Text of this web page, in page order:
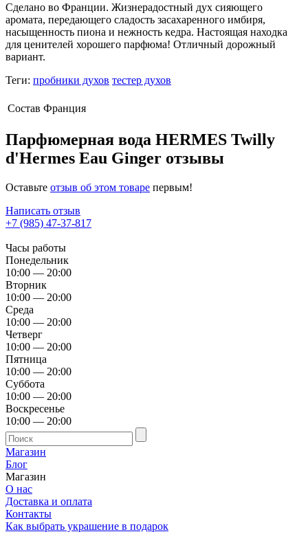
Сделано во Франции. Жизнерадостный дух сияющего
аромата, передающего сладость засахаренного имбиря,
насыщенность пиона и нежность кедра. Настоящая находка
для ценителей хорошего парфюма! Отличный дорожный
вариант.
Теги: пробники духов тестер духов
Состав Франция
Парфюмерная вода HERMES Twilly
d'Hermes Eau Ginger отзывы
Оставьте отзыв об этом товаре первым!
Написать отзыв
+7 (985) 47-37-817
Часы работы
Понедельник
10:00 — 20:00
Вторник
10:00 — 20:00
Среда
10:00 — 20:00
Четверг
10:00 — 20:00
Пятница
10:00 — 20:00
Суббота
10:00 — 20:00
Воскресенье
10:00 — 20:00
Магазин
Блог
Магазин
О нас
Доставка и оплата
Контакты
Как выбрать украшение в подарок